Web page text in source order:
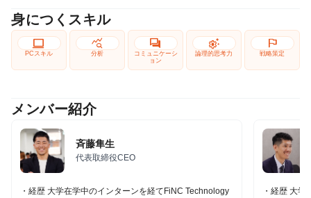
身につくスキル
computer
PCスキル
query_stats
分析
forum
コミュニケーシ
ョン
settings_suggest
論理的思考力
flag
戦略策定
メンバー紹介
斉藤隼生
代表取締役CEO
・経歴 大学在学中のインターンを経てFiNC Technology
・経歴 大